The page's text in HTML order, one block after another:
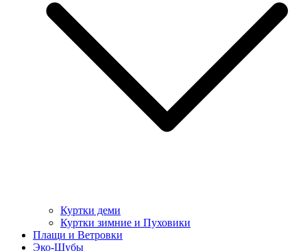
Куртки деми
Куртки зимние и Пуховики
Плащи и Ветровки
Эко-Шубы